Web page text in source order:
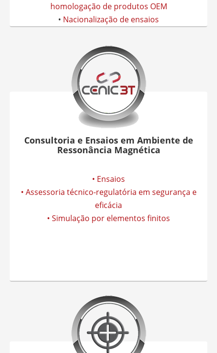
homologação de produtos OEM
• Nacionalização de ensaios
Consultoria e Ensaios em Ambiente de
Ressonância Magnética
• Ensaios
• Assessoria técnico-regulatória em segurança e
eficácia
• Simulação por elementos finitos